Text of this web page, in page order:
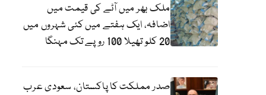
ملک بھر میں آٹے کی قیمت میں
اضافہ، ایک ہفتے میں کئی شہروں میں
20 کلو تھیلا 100 روپے تک مہنگا
صدر مملکت کا پاکستان، سعودی عرب